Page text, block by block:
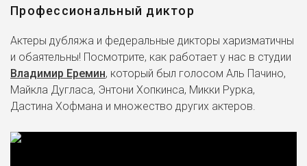
Профессиональный диктор
Актеры дубляжа и федеральные дикторы харизматичны
и обаятельны! Посмотрите, как работает у нас в студии
Владимир Еремин, который был голосом Аль Пачино,
Майкла Дугласа, Энтони Хопкинса, Микки Рурка,
Дастина Хофмана и множество других актеров.